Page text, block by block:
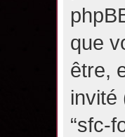
que
être,
invité
“sfc-